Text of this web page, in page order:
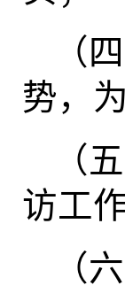
（
势，
（
访工作
（